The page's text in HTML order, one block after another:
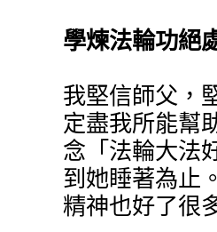
學煉法輪功絕
我堅信師父，
定盡我所能幫
念「法輪大法
到她睡著為止
精神也好了很